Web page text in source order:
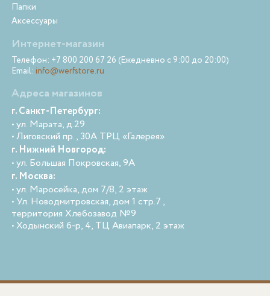
Папки
Аксессуары
Интернет-магазин
Телефон: +7 800 200 67 26 (Ежедневно с 9:00 до 20:00)
Email: info@werfstore.ru
Адреса магазинов
г. Санкт-Петербург:
• ул. Марата, д.29
• Лиговский пр., 30А ТРЦ «Галерея»
г. Нижний Новгород:
• ул. Большая Покровская, 9А
г. Москва:
• ул. Маросейка, дом 7/8, 2 этаж
• Ул. Новодмитровская, дом 1 стр.7 ,
территория Хлебозавод №9
• Ходынский б-р, 4, ТЦ Авиапарк, 2 этаж